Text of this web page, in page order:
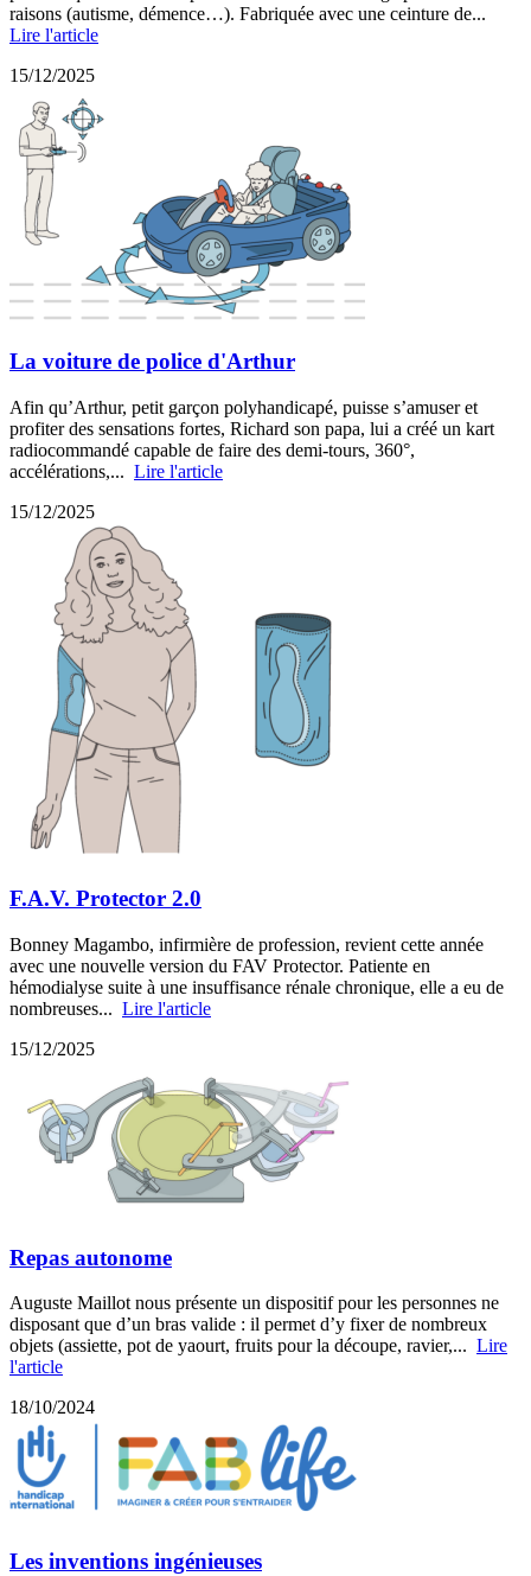
raisons (autisme, démence…). Fabriquée avec une ceinture de...
Lire l'article
15/12/2025
La voiture de police d'Arthur
Afin qu’Arthur, petit garçon polyhandicapé, puisse s’amuser et
profiter des sensations fortes, Richard son papa, lui a créé un kart
radiocommandé capable de faire des demi-tours, 360°,
accélérations,... Lire l'article
15/12/2025
F.A.V. Protector 2.0
Bonney Magambo, infirmière de profession, revient cette année
avec une nouvelle version du FAV Protector. Patiente en
hémodialyse suite à une insuffisance rénale chronique, elle a eu de
nombreuses... Lire l'article
15/12/2025
Repas autonome
Auguste Maillot nous présente un dispositif pour les personnes ne
disposant que d’un bras valide : il permet d’y fixer de nombreux
objets (assiette, pot de yaourt, fruits pour la découpe, ravier,... Lire
l'article
18/10/2024
Les inventions ingénieuses